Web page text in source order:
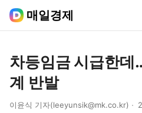
매일경제
차등임금 시급한
계 반발
이윤식 기자(leeyunsik@mk.co.kr)